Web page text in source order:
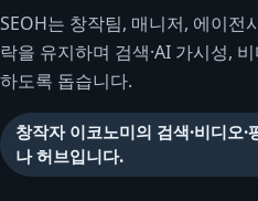
SEOH는 창작팀, 매니저, 에이전
락을 유지하며 검색·AI 가시성,
하도록 돕습니다.
창작자 이코노미의 검색·비디오
나 허브입니다.